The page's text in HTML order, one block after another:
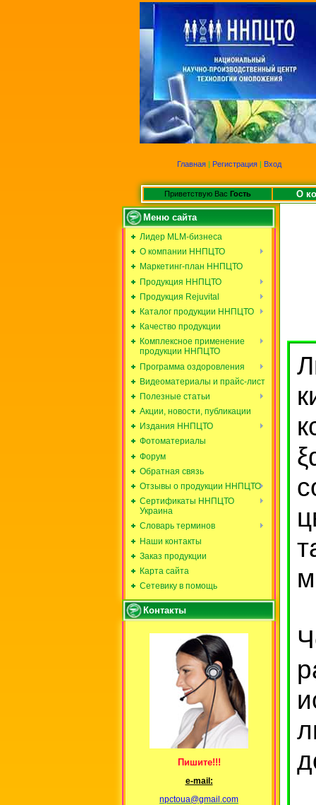
Главная | Регистрация | Вход
Приветствую Вас Гость О
Меню сайта
Лидер MLM-бизнеса
О компании ННПЦТО
Маркетинг-план ННПЦТО
Продукция ННПЦТО
Продукция Rejuvital
Каталог продукции ННПЦТО
Качество продукции
Комплексное применение
продукции ННПЦТО
Программа оздоровления
Видеоматериалы и прайс-лист
Полезные статьи
Акции, новости, публикации
Издания ННПЦТО
Фотоматериалы
Форум
Обратная связь
Отзывы о продукции ННПЦТО
Сертификаты ННПЦТО
Украина
Словарь терминов
Наши контакты
Заказ продукции
Карта сайта
Сетевику в помощь
Контакты
Пишите!!!
е-mail:
npctoua@gmail.com